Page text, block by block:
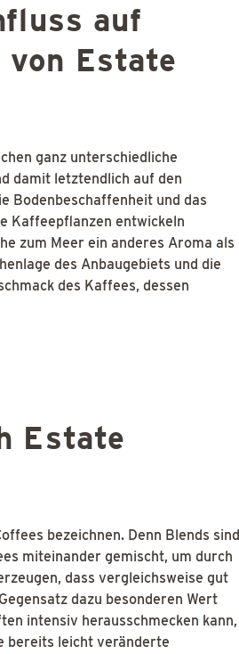
auf
von Estate
ganz unterschiedliche
damit letztendlich auf den
Bodenbeschaffenheit und das
Kaffeepflanzen entwickeln
zum Meer ein anderes Aroma als
des Anbaugebiets und die
des Kaffees, dessen
Estate
bezeichnen. Denn Blends sind
miteinander gemischt, um durch
dass vergleichsweise gut
dazu besonderen Wert
intensiv herausschmecken kann,
bereits leicht veränderte